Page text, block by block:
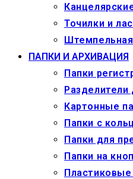
Точилки и
ПАПКИ И АРХИВАЦИЯ
Папки
Картонные
Папки с
Папки для
Папки на